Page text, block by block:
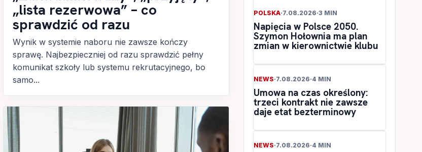
„lista rezerwowa” – co
sprawdzić od razu
Wynik w systemie naboru nie zawsze kończy
sprawę. Najbezpieczniej od razu sprawdzić pełny
komunikat szkoły lub systemu rekrutacyjnego, bo
samo...
POLSKA·7.08.2026·3 MIN
Napięcia w Polsce 2050.
Szymon Hołownia ma plan
zmian w kierownictwie klubu
NEWS·7.08.2026·4 MIN
Umowa na czas określony:
trzeci kontrakt nie zawsze
daje etat bezterminowy
NEWS·7.08.2026·4 MIN